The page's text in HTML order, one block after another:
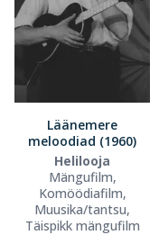
Läänemere
meloodiad (1960)
Helilooja
Mängufilm,
Komöödiafilm,
Muusika/tantsu,
Täispikk mängufilm